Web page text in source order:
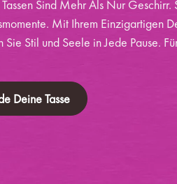
Sind Mehr Als Nur
Mit Ihrem Einzigartigen
Sie Stil und Seele in Jede Pause.
Deine Tasse